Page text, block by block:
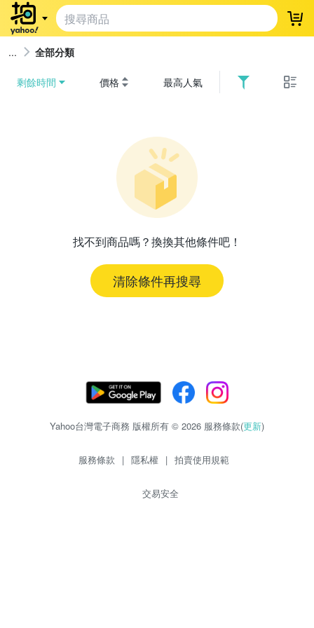
登
全部分類
剩餘時間 價格 最高人氣
找不到商品嗎？換換其他條件吧！
清除條件再搜尋
Yahoo台灣電子商務 版權所有 © 2026 服務條款(更新)
服務條款 | 隱私權 | 拍賣使用規範
交易安全